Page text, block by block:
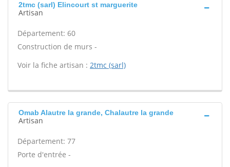
2tmc (sarl) Elincourt st marguerite
Artisan
Département: 60
Construction de murs -
Voir la fiche artisan : 2tmc (sarl)
Omab Alautre la grande, Chalautre la grande
Artisan
Département: 77
Porte d'entrée -